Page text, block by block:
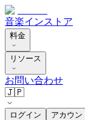
音楽インストア
料金
リソース
お問い合わせ
🇯🇵
ログイン アカウン